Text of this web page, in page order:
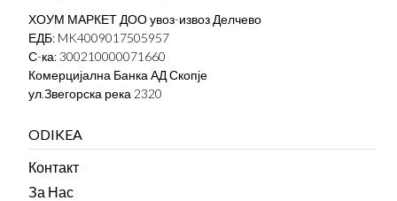
ХОУМ МАРКЕТ ДОО увоз-извоз Делчево
ЕДБ: MK4009017505957
С-ка: 300210000071660
Комерцијална Банка АД Скопје
ул.Звегорска река 2320
ODIKEA
Контакт
За Нас